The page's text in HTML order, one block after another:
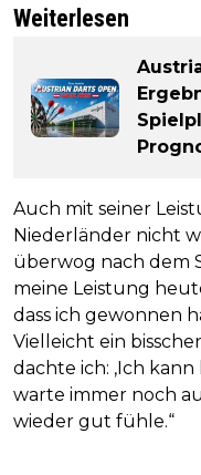
Weiterlesen
Auch mit seiner
Niederländer nicht
überwog nach dem
meine Leistung
dass ich gewonnen
Vielleicht ein
dachte ich: ‚Ich
warte immer noch
wieder gut fühle.“